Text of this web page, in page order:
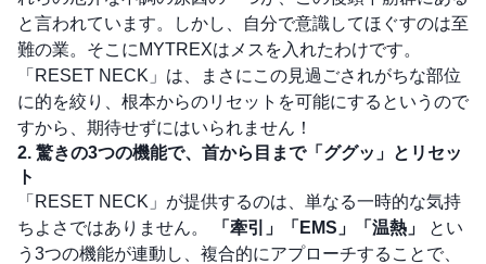
と言われています。しかし、自分で意識してほぐすのは至
難の業。そこにMYTREXはメスを入れたわけです。
「RESET NECK」は、まさにこの見過ごされがちな部位
に的を絞り、根本からのリセットを可能にするというので
すから、期待せずにはいられません！
2. 驚きの3つの機能で、首から目まで「ググッ」とリセッ
ト
「RESET NECK」が提供するのは、単なる一時的な気持
ちよさではありません。
「牽引」「EMS」「温熱」
とい
う3つの機能が連動し、複合的にアプローチすることで、